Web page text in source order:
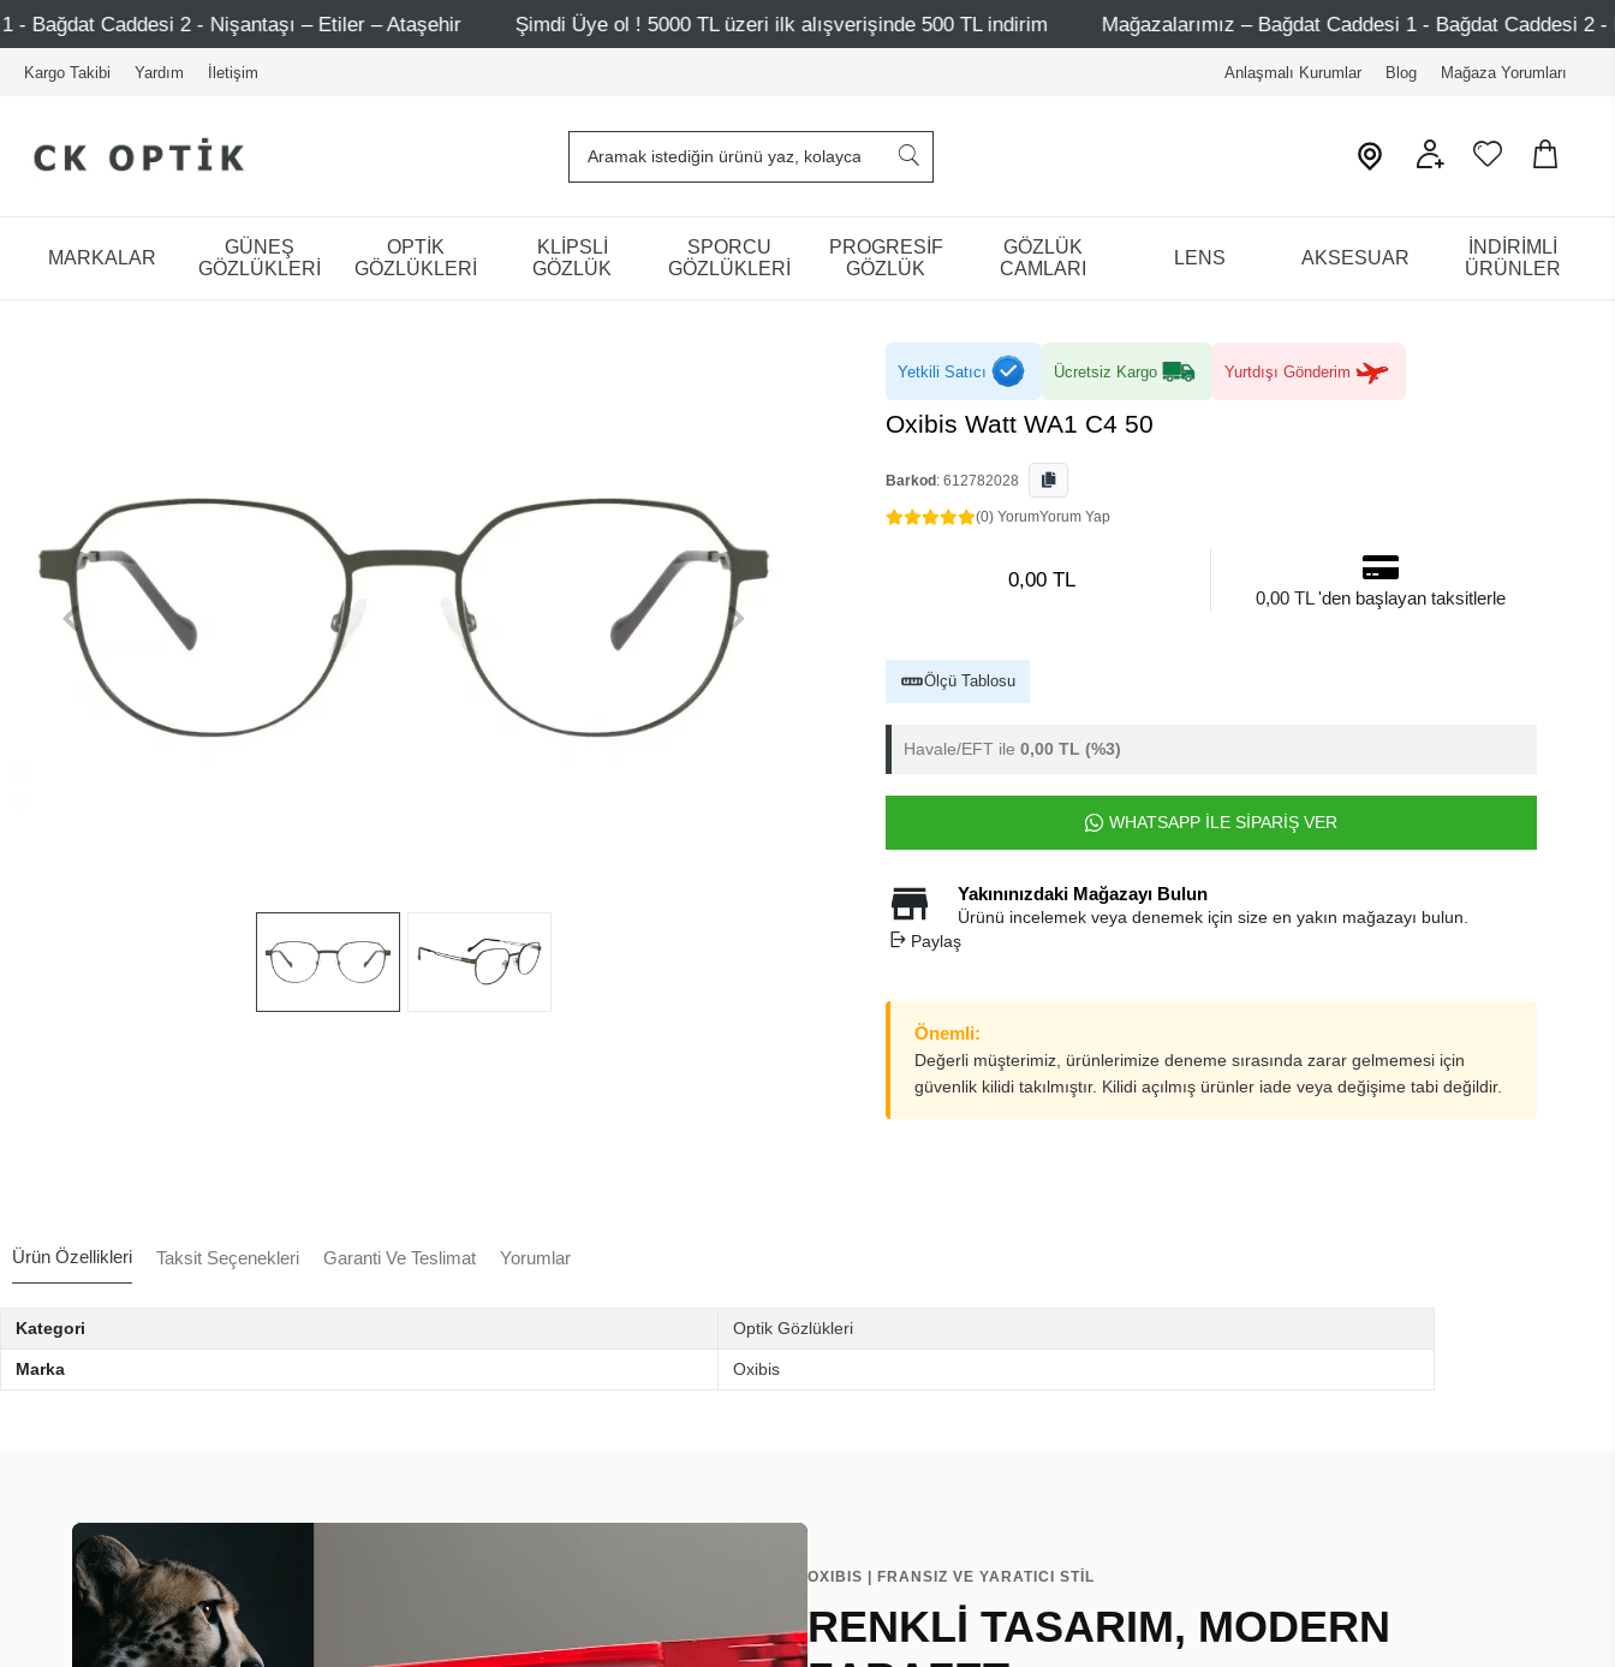
2 - Nişantaşı – Etiler – Ataşehir Şimdi Üye ol ! 5000 TL üzeri ilk alışverişinde 500 TL indirim Mağazalarımız – Bağdat Caddesi 1 - Bağdat Caddesi 2 - Nişantaşı – Etiler
Kargo Takibi Yardım İletişim Anlaşmalı Kurumlar Blog Mağaza Yorumları
MARKALAR
GÜNEŞ
GÖZLÜKLERİ
OPTİK
GÖZLÜKLERİ
KLİPSLİ
GÖZLÜK
SPORCU
GÖZLÜKLERİ
PROGRESİF
GÖZLÜK
GÖZLÜK
CAMLARI
LENS AKSESUAR
İNDİRİMLİ
ÜRÜNLER
Yetkili Satıcı Ücretsiz Kargo Yurtdışı Gönderim
Oxibis Watt WA1 C4 50
Barkod : 612782028
(0) YorumYorum Yap
0,00 TL
0,00 TL 'den başlayan taksitlerle
Ölçü Tablosu
Havale/EFT ile 0,00 TL (%3)
WHATSAPP İLE SİPARİŞ VER
Yakınınızdaki Mağazayı Bulun
Ürünü incelemek veya denemek için size en yakın mağazayı bulun.
Paylaş
Önemli:
Değerli müşterimiz, ürünlerimize deneme sırasında zarar gelmemesi için
güvenlik kilidi takılmıştır. Kilidi açılmış ürünler iade veya değişime tabi değildir.
Ürün Özellikleri Taksit Seçenekleri Garanti Ve Teslimat Yorumlar
Kategori Optik Gözlükleri
Marka Oxibis
OXIBIS | FRANSIZ VE YARATICI STİL
RENKLİ TASARIM, MODERN